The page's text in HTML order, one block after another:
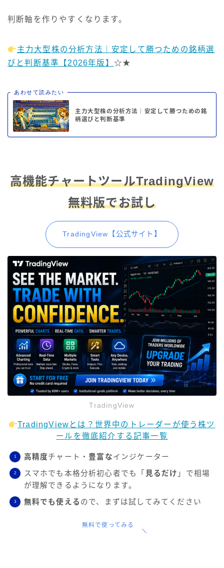
判断軸を作りやすくなります。
主力大型株の分析方法｜安定して勝つための銘柄選
びと判断基準【2026年版】 ☆★
あわせて読みたい
主力大型株の分析方法｜安定して勝つための銘
柄選びと判断基準
高機能チャートツールTradingView
無料版でお試し
TradingView【公式サイト】
TradingView
TradingViewとは？世界中のトレーダーが使う株ツ
ールを徹底紹介する記事一覧
高精度チャート・ 豊富なインジケーター
スマホでも本格分析初心者でも「 見るだけ 」で相場
が理解できるようになります。
無料でも使える ので、まずは試してみてください
無料で使ってみる